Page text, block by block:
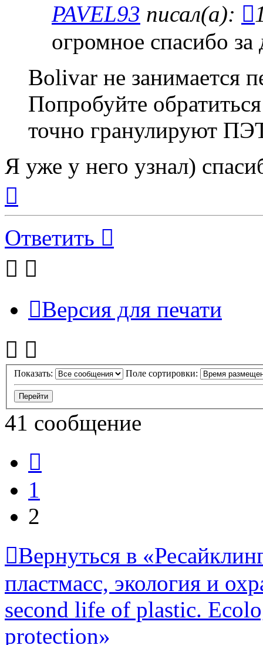
PAVEL93 писал(а):
огромное спасибо
Bolivar не занимается
Попробуйте
точно гранулируют
Я уже у него узнал)
началу
Ответить
Версия для печати
Показать: Поле сортировки:
41 сообщение
1
2
Вернуться в
пластмасс, экология и
second life of plastic.
protection»